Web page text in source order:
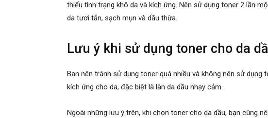
thiểu tình trạng khô da và kích ứng. Nên sử dụng toner 2 lần
da tươi tắn, sạch mụn và dầu thừa.
Lưu ý khi sử dụng toner cho da
Bạn nên tránh sử dụng toner quá nhiều và không nên sử
kích ứng cho da, đặc biệt là làn da dầu nhạy cảm.
Ngoài những lưu ý trên, khi chọn toner cho da dầu, bạn cũng